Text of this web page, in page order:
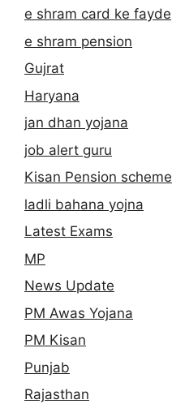
e shram card ke fayde
e shram pension
Gujrat
Haryana
jan dhan yojana
job alert guru
Kisan Pension scheme
ladli bahana yojna
Latest Exams
MP
News Update
PM Awas Yojana
PM Kisan
Punjab
Rajasthan